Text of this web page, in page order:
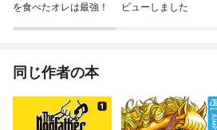
を食べたオレは最強！
ビューしました
同じ作者の本